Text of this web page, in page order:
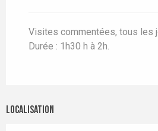
Visites commentées, tous les
Durée : 1h30 h à 2h.
Localisation